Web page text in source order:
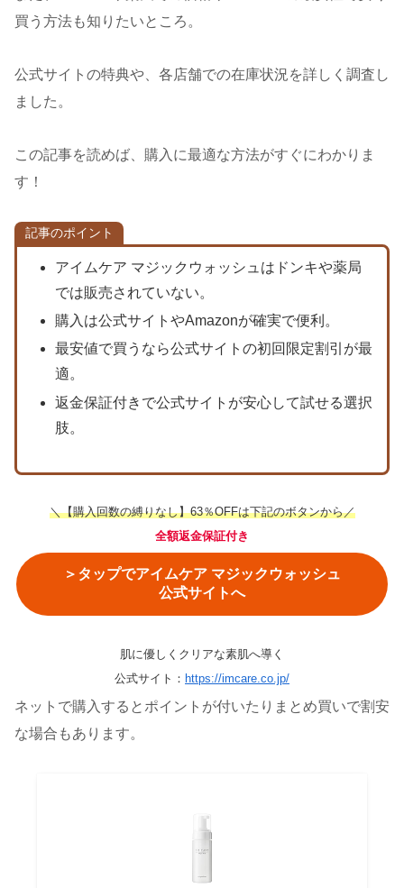
買う方法も知りたいところ。
公式サイトの特典や、各店舗での在庫状況を詳しく調査し
ました。
この記事を読めば、購入に最適な方法がすぐにわかりま
す！
記事のポイント
アイムケア マジックウォッシュはドンキや薬局
では販売されていない。
購入は公式サイトやAmazonが確実で便利。
最安値で買うなら公式サイトの初回限定割引が最
適。
返金保証付きで公式サイトが安心して試せる選択
肢。
＼【購入回数の縛りなし】63％OFFは下記のボタンから／
全額返金保証付き
＞タップでアイムケア マジックウォッシュ
公式サイトへ
肌に優しくクリアな素肌へ導く
公式サイト： https://imcare.co.jp/
ネットで購入するとポイントが付いたりまとめ買いで割安
な場合もあります。